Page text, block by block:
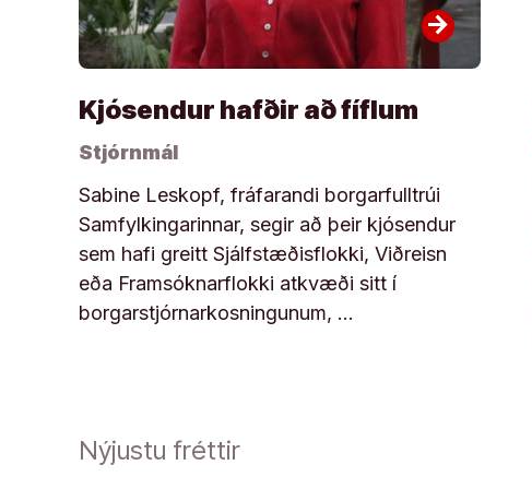
arrow_forward
Kjósendur hafðir að fíflum
Stjórnmál
Sabine Leskopf, fráfarandi borgarfulltrúi
Samfylkingarinnar, segir að þeir kjósendur
sem hafi greitt Sjálfstæðisflokki, Viðreisn
eða Framsóknarflokki atkvæði sitt í
borgarstjórnarkosningunum, …
Nýjustu fréttir